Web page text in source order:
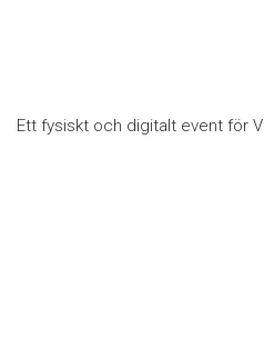
Ett fysiskt och digitalt event för